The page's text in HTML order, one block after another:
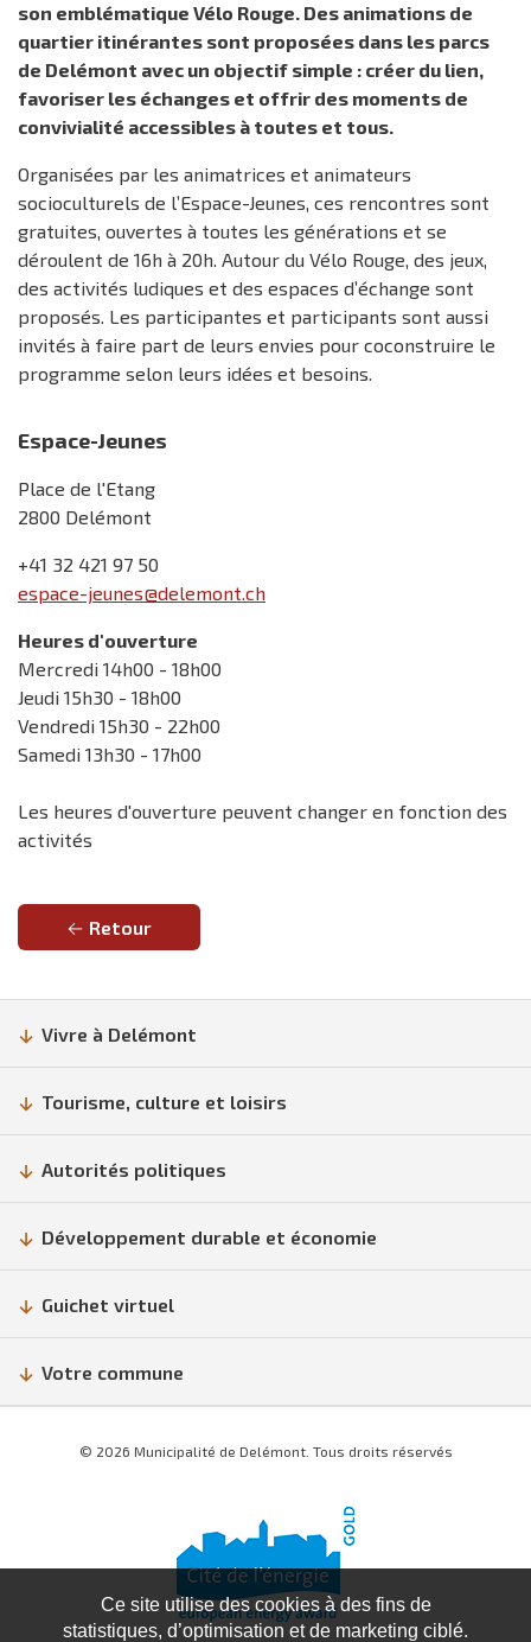
son emblématique Vélo Rouge. Des animations de
quartier itinérantes sont proposées dans les parcs
de Delémont avec un objectif simple : créer du lien,
favoriser les échanges et offrir des moments de
convivialité accessibles à toutes et tous.
Organisées par les animatrices et animateurs
socioculturels de l’Espace-Jeunes, ces rencontres sont
gratuites, ouvertes à toutes les générations et se
déroulent de 16h à 20h. Autour du Vélo Rouge, des jeux,
des activités ludiques et des espaces d’échange sont
proposés. Les participantes et participants sont aussi
invités à faire part de leurs envies pour coconstruire le
programme selon leurs idées et besoins.
Espace-Jeunes
Place de l'Etang
2800 Delémont
+41 32 421 97 50
espace-jeunes@delemont.ch
Heures d'ouverture
Mercredi 14h00 - 18h00
Jeudi 15h30 - 18h00
Vendredi 15h30 - 22h00
Samedi 13h30 - 17h00
Les heures d'ouverture peuvent changer en fonction des
activités
Retour
Vivre à Delémont
Tourisme, culture et loisirs
Autorités politiques
Développement durable et économie
Guichet virtuel
Votre commune
© 2026 Municipalité de Delémont. Tous droits réservés
Ce site utilise des cookies à des fins de
statistiques, d’optimisation et de marketing ciblé.